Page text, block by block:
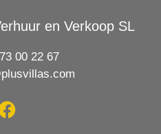
en Verkoop SL
00 22 67